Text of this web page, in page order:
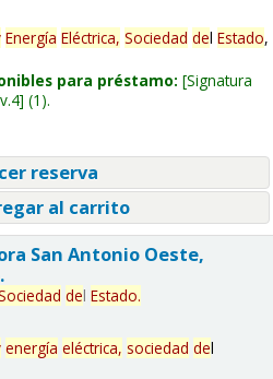
Energía Eléctrica, Sociedad del Estado,
para préstamo: Signatura
(1).
reserva
al carrito
San Antonio Oeste,
del Estado.
energía eléctrica, sociedad del